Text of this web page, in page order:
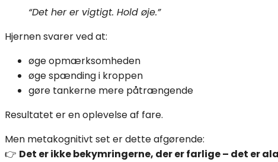
“Det her er vigtigt. Hold øje.”
Hjernen svarer ved at:
øge opmærksomheden
øge spænding i kroppen
gøre tankerne mere påtrængende
Resultatet er en oplevelse af fare.
Men metakognitivt set er dette afgørende:
👉 Det er ikke bekymringerne, der er farlige – det er